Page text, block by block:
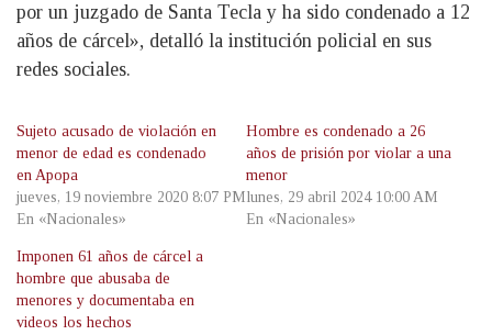
por un juzgado de Santa Tecla y ha sido condenado a 12
años de cárcel», detalló la institución policial en sus
redes sociales.
Sujeto acusado de violación en
menor de edad es condenado
en Apopa
jueves, 19 noviembre 2020 8:07 PM
En «Nacionales»
Hombre es condenado a 26
años de prisión por violar a una
menor
lunes, 29 abril 2024 10:00 AM
En «Nacionales»
Imponen 61 años de cárcel a
hombre que abusaba de
menores y documentaba en
videos los hechos